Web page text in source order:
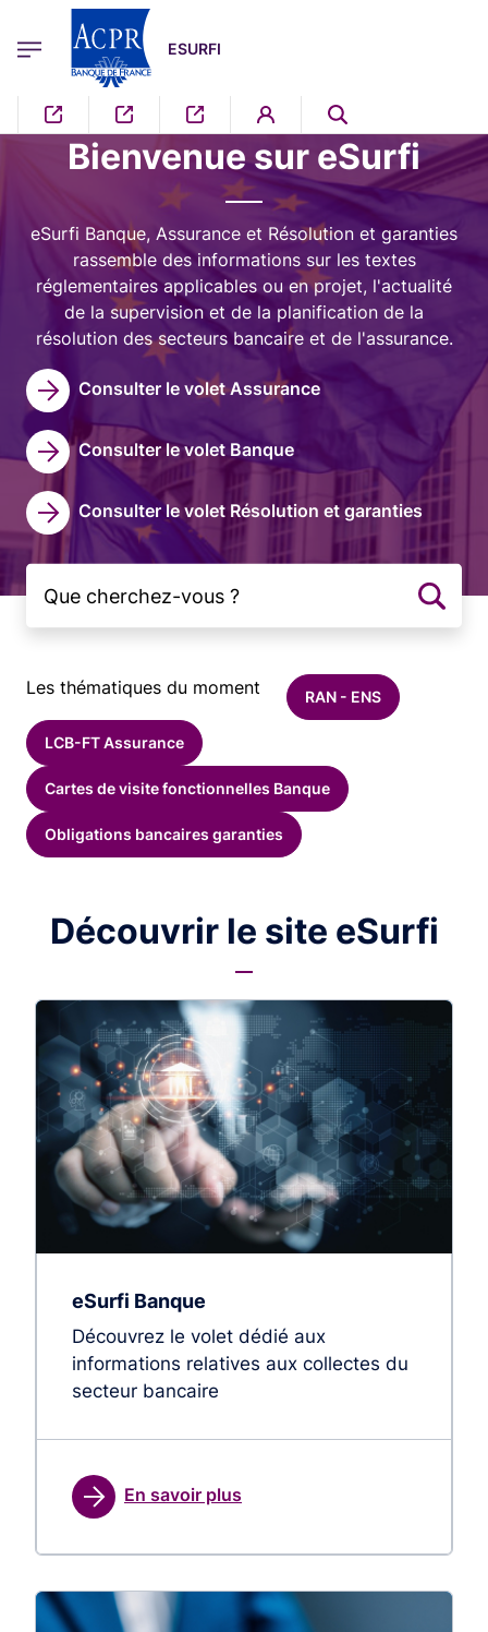
ESURFI Menu Principal
ESURFI
Image
Bienvenue sur eSurfi
eSurfi Banque, Assurance et Résolution et garanties
rassemble des informations sur les textes
réglementaires applicables ou en projet, l'actualité
de la supervision et de la planification de la
résolution des secteurs bancaire et de l'assurance.
Consulter le volet Assurance
Consulter le volet Banque
Consulter le volet Résolution et garanties
Les thématiques du moment RAN - ENS
LCB-FT Assurance
Cartes de visite fonctionnelles Banque
Obligations bancaires garanties
Découvrir le site eSurfi
eSurfi Banque
Découvrez le volet dédié aux
informations relatives aux collectes du
secteur bancaire
En savoir plus